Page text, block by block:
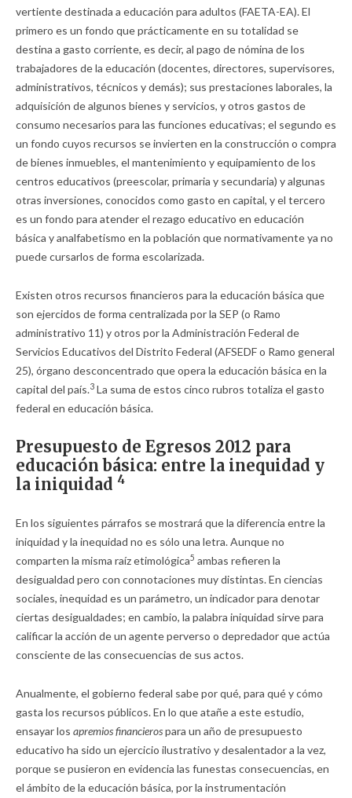
vertiente destinada a educación para adultos (FAETA-EA). El
primero es un fondo que prácticamente en su totalidad se
destina a gasto corriente, es decir, al pago de nómina de los
trabajadores de la educación (docentes, directores, supervisores,
administrativos, técnicos y demás); sus prestaciones laborales, la
adquisición de algunos bienes y servicios, y otros gastos de
consumo necesarios para las funciones educativas; el segundo es
un fondo cuyos recursos se invierten en la construcción o compra
de bienes inmuebles, el mantenimiento y equipamiento de los
centros educativos (preescolar, primaria y secundaria) y algunas
otras inversiones, conocidos como gasto en capital, y el tercero
es un fondo para atender el rezago educativo en educación
básica y analfabetismo en la población que normativamente ya no
puede cursarlos de forma escolarizada.
Existen otros recursos financieros para la educación básica que
son ejercidos de forma centralizada por la SEP (o Ramo
administrativo 11) y otros por la Administración Federal de
Servicios Educativos del Distrito Federal (AFSEDF o Ramo general
25), órgano desconcentrado que opera la educación básica en la
capital del país.3 La suma de estos cinco rubros totaliza el gasto
federal en educación básica.
Presupuesto de Egresos 2012 para
educación básica: entre la inequidad y
la iniquidad 4
En los siguientes párrafos se mostrará que la diferencia entre la
iniquidad y la inequidad no es sólo una letra. Aunque no
comparten la misma raíz etimológica5 ambas refieren la
desigualdad pero con connotaciones muy distintas. En ciencias
sociales, inequidad es un parámetro, un indicador para denotar
ciertas desigualdades; en cambio, la palabra iniquidad sirve para
calificar la acción de un agente perverso o depredador que actúa
consciente de las consecuencias de sus actos.
Anualmente, el gobierno federal sabe por qué, para qué y cómo
gasta los recursos públicos. En lo que atañe a este estudio,
ensayar los apremios financierospara un año de presupuesto
educativo ha sido un ejercicio ilustrativo y desalentador a la vez,
porque se pusieron en evidencia las funestas consecuencias, en
el ámbito de la educación básica, por la instrumentación